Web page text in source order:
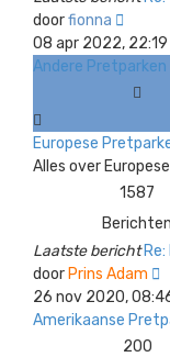
doorfionna
laatste
bericht
08 apr 2022, 22:19
Andere Pretparken
Europese
Alles over
1587
Berichten
Laatste bericht
door Prins Adam
26 nov 2020,
Amerikaanse
200